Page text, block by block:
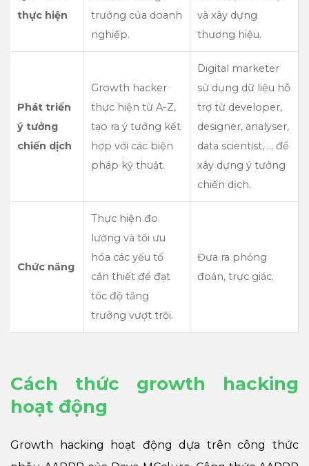
thực hiện
trưởng của doanh
nghiệp.
và xây dựng
thương hiệu.
Phát triển
ý tưởng
chiến dịch
Growth hacker
thực hiện từ A-Z,
tạo ra ý tưởng kết
hợp với các biện
pháp kỹ thuật.
Digital marketer
sử dụng dữ liệu hỗ
trợ từ developer,
designer, analyser,
data scientist, … để
xây dựng ý tưởng
chiến dịch.
Chức năng
Thực hiện đo
lường và tối ưu
hóa các yếu tố
cần thiết để đạt
tốc độ tăng
trưởng vượt trội.
Đưa ra phỏng
đoán, trực giác.
Cách thức growth hacking
hoạt động
Growth hacking hoạt động dựa trên công thức